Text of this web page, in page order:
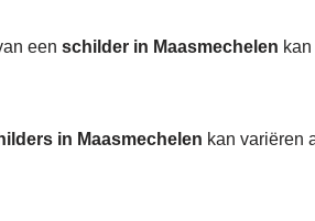
een schilder in Maasmechelen
in Maasmechelen kan variëren